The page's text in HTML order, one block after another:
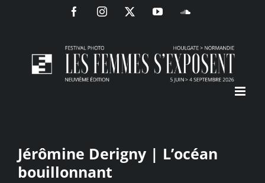
FacebookInstagram
X YouTubeSoundCloud
Jérômine Derigny | L’océan
bouillonnant